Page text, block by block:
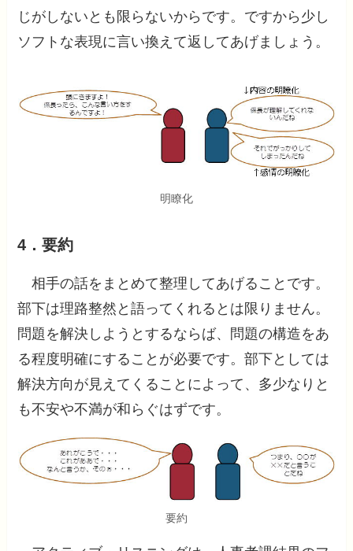
じがしないとも限らないからです。ですから少し
ソフトな表現に言い換えて返してあげましょう。
明瞭化
4．要約
相手の話をまとめて整理してあげることです。
部下は理路整然と語ってくれるとは限りません。
問題を解決しようとするならば、問題の構造をあ
る程度明確にすることが必要です。部下としては
解決方向が見えてくることによって、多少なりと
も不安や不満が和らぐはずです。
要約